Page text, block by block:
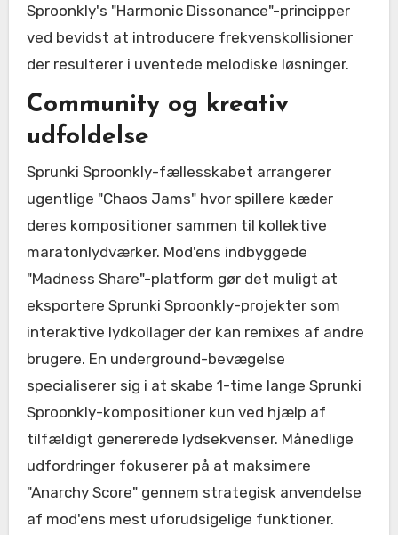
Sproonkly's "Harmonic Dissonance"-principper
ved bevidst at introducere frekvenskollisioner
der resulterer i uventede melodiske løsninger.
Community og kreativ
udfoldelse
Sprunki Sproonkly-fællesskabet arrangerer
ugentlige "Chaos Jams" hvor spillere kæder
deres kompositioner sammen til kollektive
maratonlydværker. Mod'ens indbyggede
"Madness Share"-platform gør det muligt at
eksportere Sprunki Sproonkly-projekter som
interaktive lydkollager der kan remixes af andre
brugere. En underground-bevægelse
specialiserer sig i at skabe 1-time lange Sprunki
Sproonkly-kompositioner kun ved hjælp af
tilfældigt genererede lydsekvenser. Månedlige
udfordringer fokuserer på at maksimere
"Anarchy Score" gennem strategisk anvendelse
af mod'ens mest uforudsigelige funktioner.